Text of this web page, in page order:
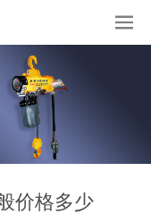
价格多少